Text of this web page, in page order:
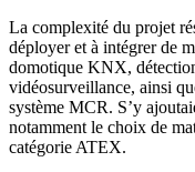
La complexité du projet
déployer et à intégrer de
domotique KNX,
vidéosurveillance, ainsi
système MCR. S’y
notamment le choix de
catégorie ATEX.